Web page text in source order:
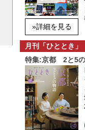
»詳細を見る
月刊「ひととき」
特集:京都 2と5